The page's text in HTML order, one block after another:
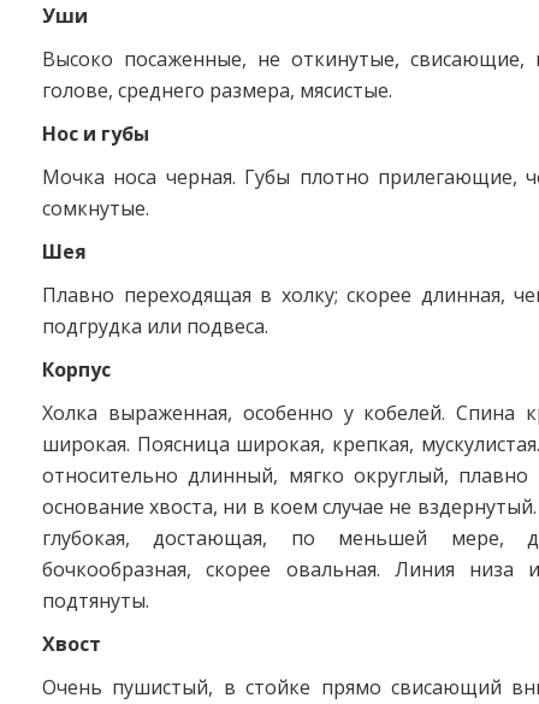
Уши
Высоко посаженные, не откинутые,
голове, среднего размера, мясистые.
Нос и губы
Мочка носа черная. Губы плотно прилегающие,
сомкнутые.
Шея
Плавно переходящая в холку; скорее длинная,
подгрудка или подвеса.
Корпус
Холка выраженная, особенно у кобелей. Спина
широкая. Поясница широкая, крепкая,
относительно длинный, мягко округлый,
основание хвоста, ни в коем случае не
глубокая, достающая, по меньшей мере,
бочкообразная, скорее овальная. Линия низа
подтянуты.
Хвост
Очень пушистый, в стойке прямо свисающий